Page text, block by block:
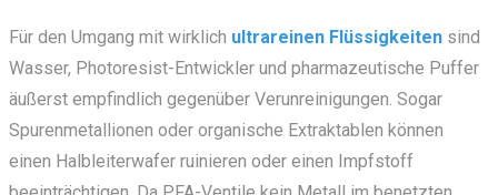
Für den Umgang mit wirklich ultrareinen Flüssigkeiten sind
Wasser, Photoresist-Entwickler und pharmazeutische Puffer
äußerst empfindlich gegenüber Verunreinigungen. Sogar
Spurenmetallionen oder organische Extraktablen können
einen Halbleiterwafer ruinieren oder einen Impfstoff